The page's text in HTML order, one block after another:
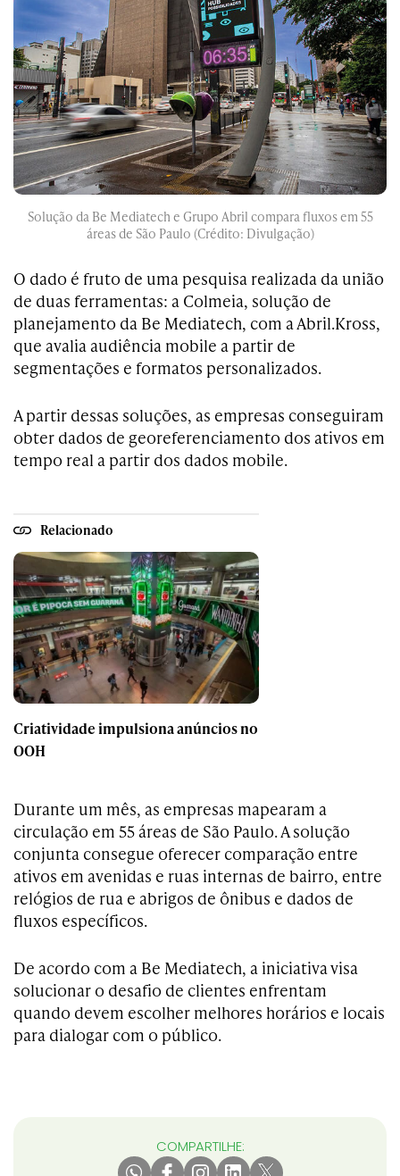
Solução da Be Mediatech e Grupo Abril compara fluxos em 55
áreas de São Paulo (Crédito: Divulgação)
O dado é fruto de uma pesquisa realizada da união
de duas ferramentas: a Colmeia, solução de
planejamento da Be Mediatech, com a Abril.Kross,
que avalia audiência mobile a partir de
segmentações e formatos personalizados.
A partir dessas soluções, as empresas conseguiram
obter dados de georeferenciamento dos ativos em
tempo real a partir dos dados mobile.
Relacionado
Criatividade impulsiona anúncios no
OOH
Durante um mês, as empresas mapearam a
circulação em 55 áreas de São Paulo. A solução
conjunta consegue oferecer comparação entre
ativos em avenidas e ruas internas de bairro, entre
relógios de rua e abrigos de ônibus e dados de
fluxos específicos.
De acordo com a Be Mediatech, a iniciativa visa
solucionar o desafio de clientes enfrentam
quando devem escolher melhores horários e locais
para dialogar com o público.
COMPARTILHE: